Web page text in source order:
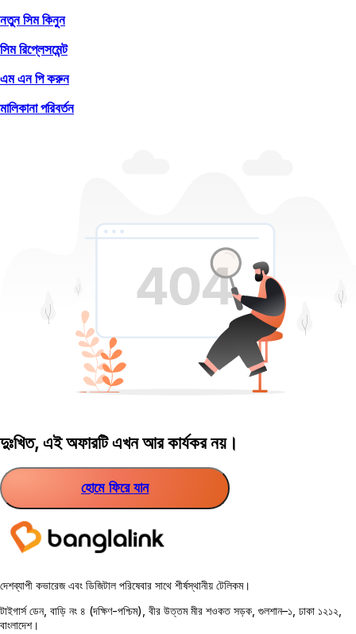
নতুন সিম কিনুন
সিম রিপ্লেসমেন্ট
এম এন পি করুন
মালিকানা পরিবর্তন
দুঃখিত, এই অফারটি এখন আর কার্যকর নয়।
হোমে ফিরে যান
দেশব্যাপী কভারেজ এবং ডিজিটাল পরিষেবার সাথে শীর্ষস্থানীয় টেলিকম।
টাইগার্স ডেন, বাড়ি নং ৪ (দক্ষিণ-পশ্চিম), বীর উত্তম মীর শওকত সড়ক, গুলশান–১, ঢাকা ১২১২,
বাংলাদেশ।